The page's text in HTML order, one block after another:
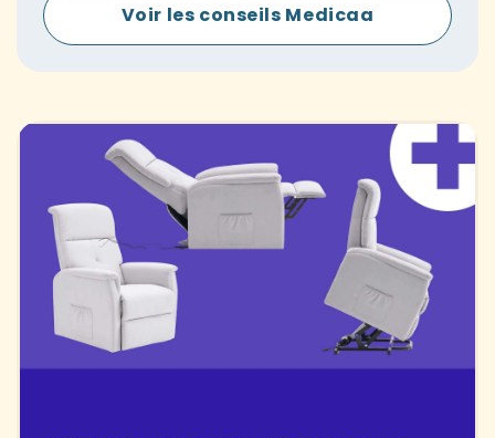
Voir les conseils Medicaa